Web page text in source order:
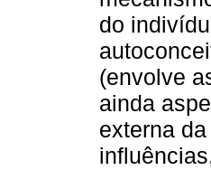
do
(envolve
ainda
externa